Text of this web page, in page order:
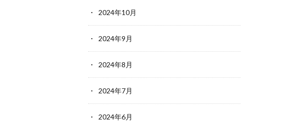
2024年10月
2024年9月
2024年8月
2024年7月
2024年6月